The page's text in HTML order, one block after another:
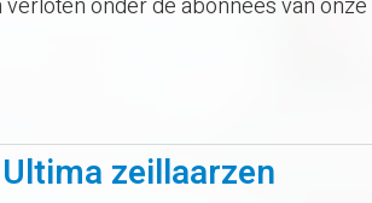
onder de abonnees van onze
zeillaarzen